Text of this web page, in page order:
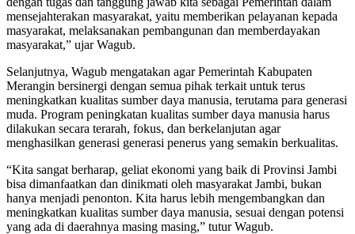
mensejahterakan masyarakat, yaitu memberikan pelayanan kepada
masyarakat, melaksanakan pembangunan dan memberdayakan
masyarakat,” ujar Wagub.
Selanjutnya, Wagub mengatakan agar Pemerintah Kabupaten
Merangin bersinergi dengan semua pihak terkait untuk terus
meningkatkan kualitas sumber daya manusia, terutama para generasi
muda. Program peningkatan kualitas sumber daya manusia harus
dilakukan secara terarah, fokus, dan berkelanjutan agar
menghasilkan generasi generasi penerus yang semakin berkualitas.
“Kita sangat berharap, geliat ekonomi yang baik di Provinsi Jambi
bisa dimanfaatkan dan dinikmati oleh masyarakat Jambi, bukan
hanya menjadi penonton. Kita harus lebih mengembangkan dan
meningkatkan kualitas sumber daya manusia, sesuai dengan potensi
yang ada di daerahnya masing masing,” tutur Wagub.